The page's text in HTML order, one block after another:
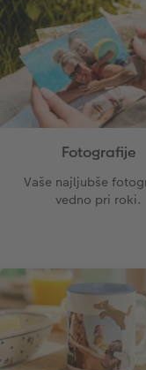
Foto
XXL
Fotografije
Vaše najljubše
vedno pri roki.